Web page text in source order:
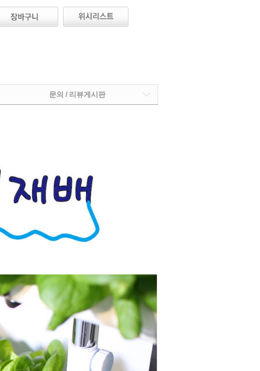
문의 / 리뷰게시판